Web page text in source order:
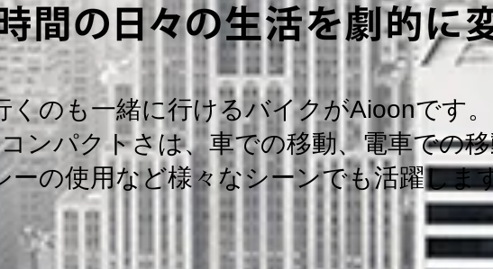
くのも一緒に行けるバイクがAioonです。
ンパクトさは、車での移動、電車での
ーの使用など様々なシーンでも活躍しま